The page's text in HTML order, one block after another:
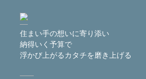
住まい手の想いに寄り添い
納得いく予算で
浮かび上がるカタチを磨き上げる